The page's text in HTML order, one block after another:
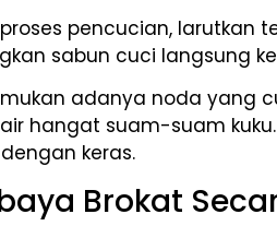
pencucian,
sabun cuci langsung
adanya noda yang
hangat suam-suam
keras.
Brokat